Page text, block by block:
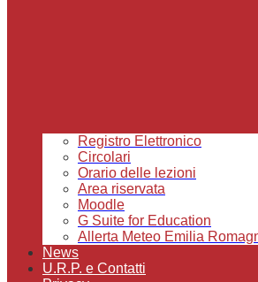
Registro Elettronico
Circolari
Orario delle lezioni
Area riservata
Moodle
G Suite for Education
Allerta Meteo Emilia
News
U.R.P. e Contatti